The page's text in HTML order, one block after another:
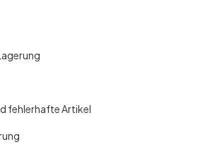
fehlerhafte Artikel